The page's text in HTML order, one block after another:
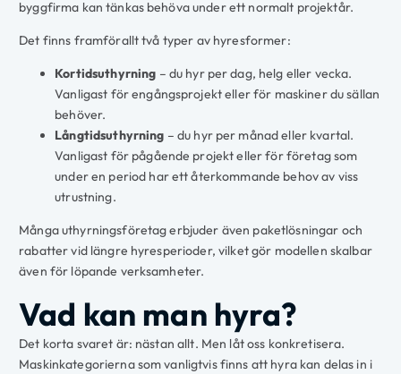
byggfirma kan tänkas behöva under ett normalt projektår.
Det finns framförallt två typer av hyresformer:
Kortidsuthyrning – du hyr per dag, helg eller vecka.
Vanligast för engångsprojekt eller för maskiner du sällan
behöver.
Långtidsuthyrning – du hyr per månad eller kvartal.
Vanligast för pågående projekt eller för företag som
under en period har ett återkommande behov av viss
utrustning.
Många uthyrningsföretag erbjuder även paketlösningar och
rabatter vid längre hyresperioder, vilket gör modellen skalbar
även för löpande verksamheter.
Vad kan man hyra?
Det korta svaret är: nästan allt. Men låt oss konkretisera.
Maskinkategorierna som vanligtvis finns att hyra kan delas in i